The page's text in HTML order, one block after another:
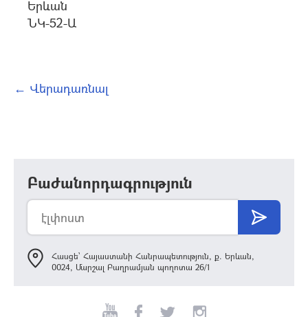
Երևան
ՆԿ-52-Ա
← Վերադառնալ
Բաժանորդագրություն
Հասցե՝ Հայաստանի Հանրապետություն, ք. Երևան,
0024, Մարշալ Բաղրամյան պողոտա 26/1